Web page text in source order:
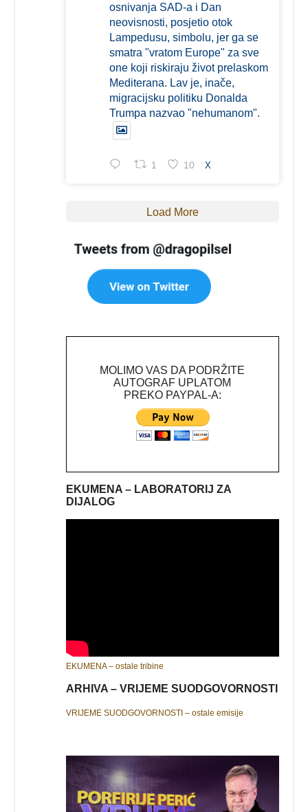
osnivanja SAD-a i Dan
neovisnosti, posjetio otok
Lampedusu, simbolu, jer ga se
smatra "vratom Europe" za sve
one koji riskiraju život prelaskom
Mediterana. Lav je, inače,
migracijsku politiku Donalda
Trumpa nazvao "nehumanom".
1 10 X
Load More
MOLIMO VAS DA PODRŽITE
AUTOGRAF UPLATOM
PREKO PAYPAL-A:
EKUMENA – LABORATORIJ ZA
DIJALOG
EKUMENA – ostale tribine
ARHIVA – VRIJEME SUODGOVORNOSTI
VRIJEME SUODGOVORNOSTI – ostale emisije